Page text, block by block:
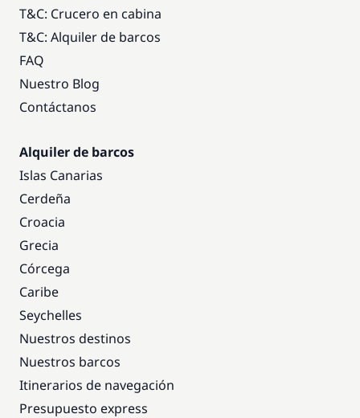
T&C: Crucero en cabina
T&C: Alquiler de barcos
FAQ
Nuestro Blog
Contáctanos
Alquiler de barcos
Islas Canarias
Cerdeña
Croacia
Grecia
Córcega
Caribe
Seychelles
Nuestros destinos
Nuestros barcos
Itinerarios de navegación
Presupuesto express